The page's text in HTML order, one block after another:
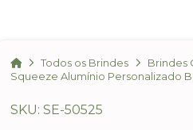
HomeTodos os Brindes
Brindes
Squeeze Alumínio Personalizado
SKU: SE-50525